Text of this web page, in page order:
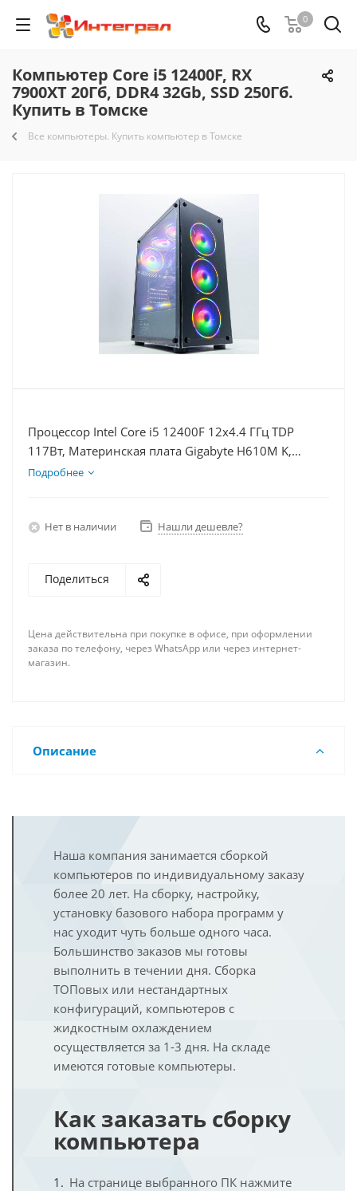
0
Компьютер Core i5 12400F, RX
7900XT 20Гб, DDR4 32Gb, SSD 250Гб.
Купить в Томске
Все компьютеры. Купить компьютер в Томске
Процессор Intel Core i5 12400F 12x4.4 ГГц TDP
117Вт, Материнская плата Gigabyte H610M K,
Видеокарта RX 7900XT 20Гб, Память DDR4 32Gb,
Подробнее
Нет в наличии Нашли дешевле?
Поделиться
Цена действительна при покупке в офисе, при оформлении
заказа по телефону, через WhatsApp или через интернет-
магазин.
Описание
Наша компания занимается сборкой
компьютеров по индивидуальному заказу
более 20 лет. На сборку, настройку,
установку базового набора программ у
нас уходит чуть больше одного часа.
Большинство заказов мы готовы
выполнить в течении дня. Сборка
ТОПовых или нестандартных
конфигураций, компьютеров с
жидкостным охлаждением
осуществляется за 1-3 дня. На складе
имеются готовые компьютеры.
Как заказать сборку
компьютера
На странице выбранного ПК нажмите